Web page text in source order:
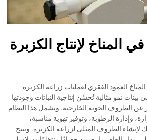
المناخ لإنتاج الكزبرة
العمود الفقري لعمليات زراعة الكزبرة
بيئات نمو مثالية تُحسِّن إنتاجية النباتات وجودتها
الظروف الجوية الخارجية. ويشمل هذا النظام
وإدارة الرطوبة، وتوفير تهوية مناسبة،
لإنشاء الظروف المثلى لزراعة الكزبرة. وتتيح